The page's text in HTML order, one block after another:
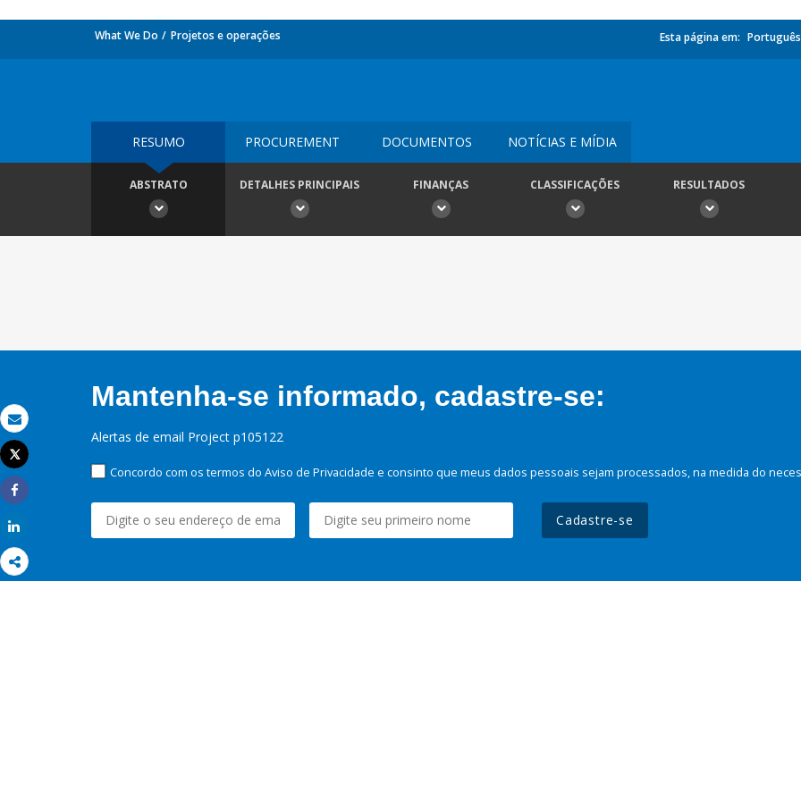
Email
Imprimir
Tweet
Share
What We Do Projetos e operações Esta página em: Português
RESUMO PROCUREMENT DOCUMENTOS NOTÍCIAS E MÍDIA
ABSTRATO DETALHES PRINCIPAIS FINANÇAS CLASSIFICAÇÕES RESULTADOS
Mantenha-se informado, cadastre-se:
Alertas de email Project p105122
Concordo com os termos do Aviso de Privacidade e consinto que meus dados pessoais sejam processados, na medida do
Cadastre-se